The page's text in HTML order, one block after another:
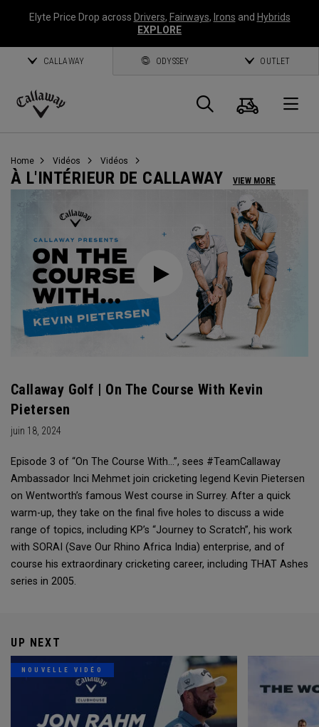
Elyte Price Drop across Drivers, Fairways, Irons and Hybrids
EXPLORE
CALLAWAY ODYSSEY OUTLET
Callaway
Panier
Home Vidéos Vidéos
À L'INTÉRIEUR DE CALLAWAY VIEW MORE
Callaway Golf | On The Course With Kevin
Pietersen
juin 18, 2024
Episode 3 of “On The Course With...”, sees #TeamCallaway
Ambassador Inci Mehmet join cricketing legend Kevin Pietersen
on Wentworth’s famous West course in Surrey. After a quick
warm-up, they take on the final five holes to discuss a wide
range of topics, including KP’s “Journey to Scratch”, his work
with SORAI (Save Our Rhino Africa India) enterprise, and of
course his extraordinary cricketing career, including THAT Ashes
series in 2005.
UP NEXT
NOUVELLE VIDÉO